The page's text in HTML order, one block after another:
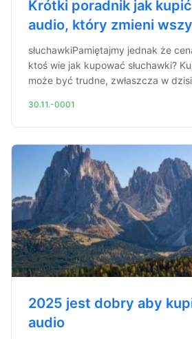
Krótki poradnik jak
audio, który zmieni
słuchawkiPamiętajmy jednak że
ktoś wie jak kupować słuchawki?
może być trudne, zwłaszcza w
30.11.-0001
2025 jest dobry aby
audio